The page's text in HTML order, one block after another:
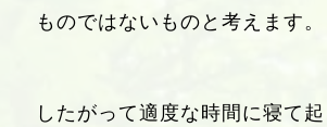
ものではないものと考えます。
したがって適度な時間に寝て起